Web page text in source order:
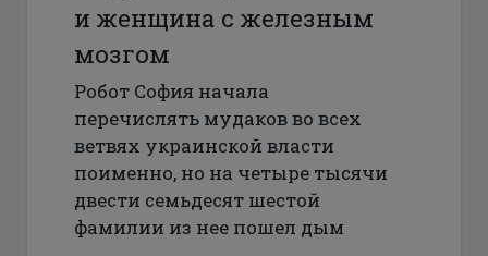
и женщина с железным
мозгом
Робот София начала
перечислять мудаков во всех
ветвях украинской власти
поименно, но на четыре тысячи
двести семьдесят шестой
фамилии из нее пошел дым